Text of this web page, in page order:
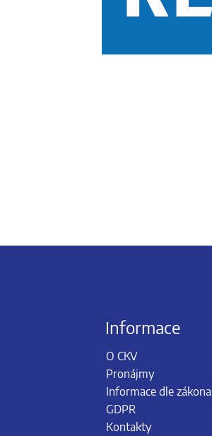
Informace
O CKV
Pronájmy
Informace dle zákona
GDPR
Kontakty